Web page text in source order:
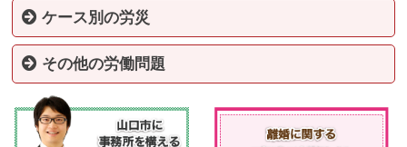
労災とは
労災問題の解決方法と弁護士に相談するメリット
労災による後遺障害とその認定基準
労災の後遺障害の補償内容と後遺障害認定を受けるためのポ
イント
過労による労災について
会社の責任による労災について
労災隠しをされた場合
パート・アルバイト（非正規雇用）の労災について
労災が認められず納得がいかない方へ
ケース別の労災
製造業の労災
建設業の労災
林業の労災
陸上貨物運送事業の労災
第三次産業（小売業、社会福祉施設、飲食店など）の労災
転倒
墜落・転落
無理な動作
はさまれ・巻き込まれ
激突事故
崩壊・倒壊
飛来・落下
切れ・こすれ
高温・低温の物との接触
有害物との接触
感電・爆発・破裂・火災
交通事故（道路）
その他の労働問題
不当解雇・退職勧奨を受けた方
未払賃金・残業代請求について
賃金カットなど労働条件を変更された方へ
セクハラ、パワハラなどでお困りの方へ